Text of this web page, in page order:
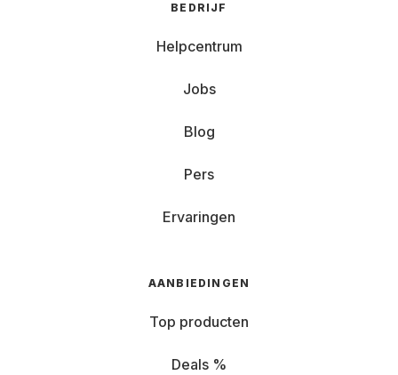
BEDRIJF
Helpcentrum
Jobs
Blog
Pers
Ervaringen
AANBIEDINGEN
Top producten
Deals %